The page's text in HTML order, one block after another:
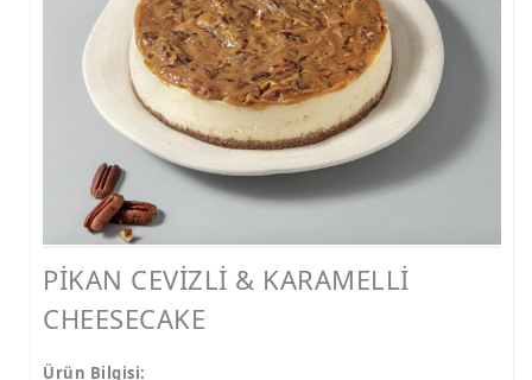
PİKAN CEVİZLİ & KARAMELLİ
CHEESECAKE
Ürün Bilgisi: